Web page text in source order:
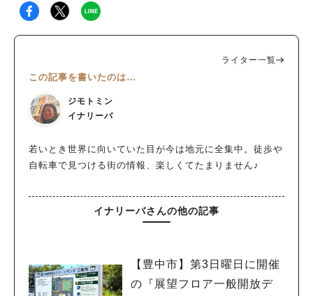
ライター一覧
この記事を書いたのは…
ジモトミン
イナリーバ
若いとき世界に向いていた目が今は地元に全集中。徒歩や
自転車で見つける街の情報、楽しくてたまりません♪
イナリーバさんの他の記事
【豊中市】第3日曜日に開催
の『展望フロア一般開放デ